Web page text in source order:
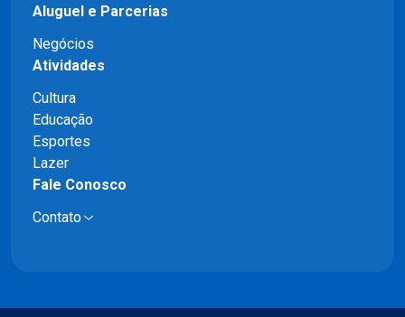
Aluguel e Parcerias
Negócios
Atividades
Cultura
Educação
Esportes
Lazer
Fale Conosco
Contato